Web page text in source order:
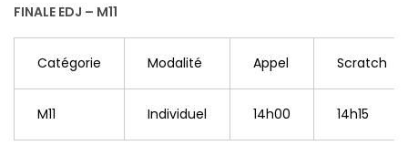
FINALE EDJ – M11
Catégorie Modalité Appel Scratch
M11 Individuel 14h00 14h15